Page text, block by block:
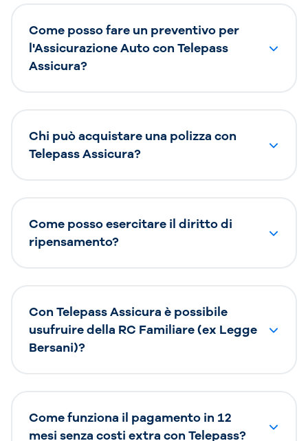
Come posso fare un preventivo per
l'Assicurazione Auto con Telepass
Assicura?
Chi può acquistare una polizza con
Telepass Assicura?
Come posso esercitare il diritto di
ripensamento?
Con Telepass Assicura è possibile
usufruire della RC Familiare (ex Legge
Bersani)?
Come funziona il pagamento in 12
mesi senza costi extra con Telepass?